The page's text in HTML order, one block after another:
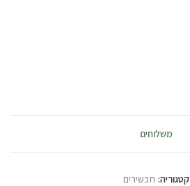
משלוחים
קטגוריה: תכשירים